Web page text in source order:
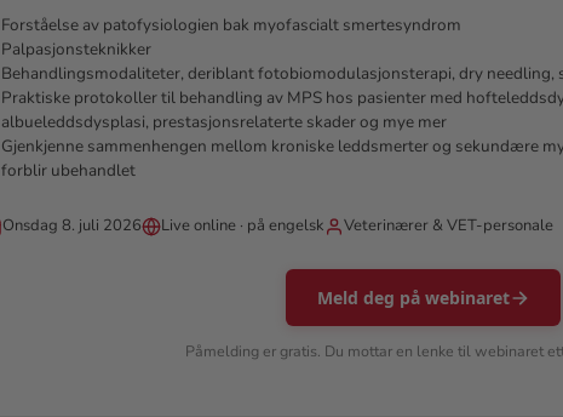
Forståelse av patofysiologien bak myofascialt smertesyndrom
Palpasjonsteknikker
Behandlingsmodaliteter, deriblant fotobiomodulasjonsterapi, dry needling,
Praktiske protokoller til behandling av MPS hos pasienter med
albueleddsdysplasi, prestasjonsrelaterte skader og mye mer
Gjenkjenne sammenhengen mellom kroniske leddsmerter og sekundære
forblir ubehandlet
Onsdag 8. juli 2026 Live online · på engelsk Veterinærer & VET-personale
Meld deg på webinaret
Påmelding er gratis. Du mottar en lenke til webinaret